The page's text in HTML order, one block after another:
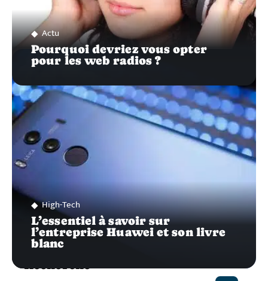
Actu
Pourquoi devriez vous opter
pour les web radios ?
High-Tech
L’essentiel à savoir sur
l’entreprise Huawei et son livre
blanc
Recherche